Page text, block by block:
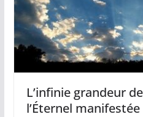
L’infinie grandeur
l’Éternel